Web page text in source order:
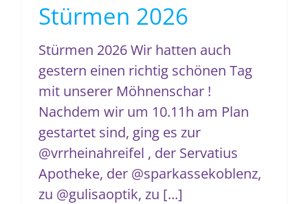
Stürmen 2026
Stürmen 2026 Wir hatten auch
gestern einen richtig schönen Tag
mit unserer Möhnenschar !
Nachdem wir um 10.11h am Plan
gestartet sind, ging es zur
@vrrheinahreifel , der Servatius
Apotheke, der @sparkassekoblenz,
zu @gulisaoptik, zu [...]